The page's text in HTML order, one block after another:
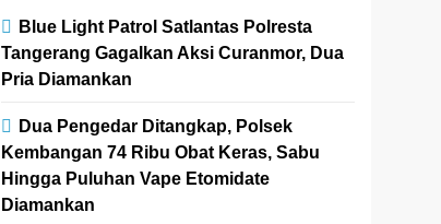
Blue Light Patrol Satlantas Polresta
Tangerang Gagalkan Aksi Curanmor, Dua
Pria Diamankan
Dua Pengedar Ditangkap, Polsek
Kembangan 74 Ribu Obat Keras, Sabu
Hingga Puluhan Vape Etomidate
Diamankan